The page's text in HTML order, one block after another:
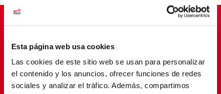
Esta página web usa cookies
Las cookies de este sitio web se usan para personalizar
el contenido y los anuncios, ofrecer funciones de redes
sociales y analizar el tráfico. Además, compartimos
Suscríbete para cambiar vidas